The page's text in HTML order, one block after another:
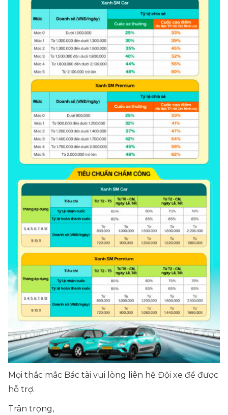
Mọi thắc mắc Bác tài vui lòng liên hệ Đội xe để được
hỗ trợ.
Trân trọng,